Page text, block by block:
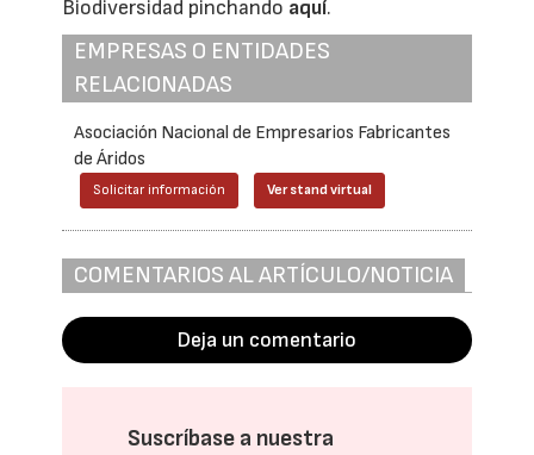
Biodiversidad pinchando aquí.
EMPRESAS O ENTIDADES
RELACIONADAS
Asociación Nacional de Empresarios Fabricantes
de Áridos
Solicitar información Ver stand virtual
COMENTARIOS AL ARTÍCULO/NOTICIA
Deja un comentario
Suscríbase a nuestra